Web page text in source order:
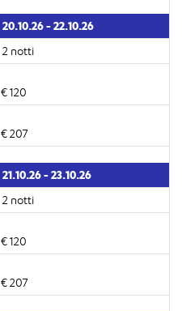
20.10.26 - 22.10.26
2 notti
€ 120
€ 207
21.10.26 - 23.10.26
2 notti
€ 120
€ 207